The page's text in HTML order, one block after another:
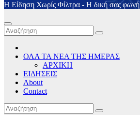
Η Είδηση Χωρίς Φίλτρα - H δική σας φωνή
ΟΛΑ ΤΑ ΝΕΑ ΤΗΣ ΗΜΕΡΑΣ
ΑΡΧΙΚΗ
ΕΙΔΗΣΕΙΣ
About
Contact